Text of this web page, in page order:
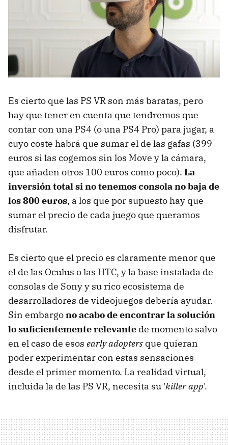
Es cierto que las PS VR son más baratas, pero
hay que tener en cuenta que tendremos que
contar con una PS4 (o una PS4 Pro) para jugar, a
cuyo coste habrá que sumar el de las gafas (399
euros si las cogemos sin los Move y la cámara,
que añaden otros 100 euros como poco). La
inversión total si no tenemos consola no baja de
los 800 euros, a los que por supuesto hay que
sumar el precio de cada juego que queramos
disfrutar.
Es cierto que el precio es claramente menor que
el de las Oculus o las HTC, y la base instalada de
consolas de Sony y su rico ecosistema de
desarrolladores de videojuegos debería ayudar.
Sin embargono acabo de encontrar la solución
lo suficientemente relevante de momento salvo
en el caso de esos early adopters que quieran
poder experimentar con estas sensaciones
desde el primer momento. La realidad virtual,
incluida la de las PS VR, necesita su 'killer app'.